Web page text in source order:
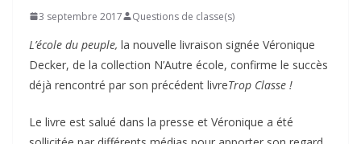
3 septembre 2017 Questions de classe(s)
L’école du peuple, la nouvelle livraison signée Véronique
Decker, de la collection N’Autre école, confirme le succès
déjà rencontré par son précédent livreTrop Classe !
Le livre est salué dans la presse et Véronique a été